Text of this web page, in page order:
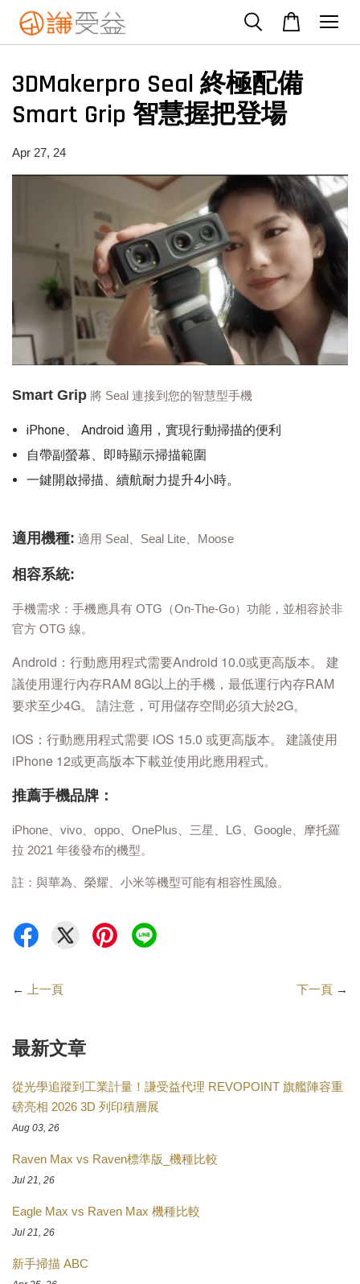
3DMakerpro Seal 終極配備
Smart Grip 智慧握把登場
Apr 27, 24
Smart Grip 將 Seal 連接到您的智慧型手機
iPhone、 Android 適用，實現行動掃描的便利
自帶副螢幕、即時顯示掃描範圍
一鍵開啟掃描、續航耐力提升4小時。
適用機種: 適用 Seal、Seal Lite、Moose
相容系統:
手機需求：手機應具有 OTG（On-The-Go）功能，並相容於非
官方 OTG 線。
Android：行動應用程式需要Android 10.0或更高版本。 建
議使用運行內存RAM 8G以上的手機，最低運行內存RAM
要求至少4G。 請注意，可用儲存空間必須大於2G。
iOS：行動應用程式需要 iOS 15.0 或更高版本。 建議使用
iPhone 12或更高版本下載並使用此應用程式。
推薦手機品牌：
iPhone、vivo、oppo、OnePlus、三星、LG、Google、摩托羅
拉 2021 年後發布的機型。
註：與華為、榮耀、小米等機型可能有相容性風險。
← 上一頁 下一頁 →
最新文章
從光學追蹤到工業計量！謙受益代理 REVOPOINT 旗艦陣容重
磅亮相 2026 3D 列印積層展
Aug 03, 26
Raven Max vs Raven標準版_機種比較
Jul 21, 26
Eagle Max vs Raven Max 機種比較
Jul 21, 26
新手掃描 ABC